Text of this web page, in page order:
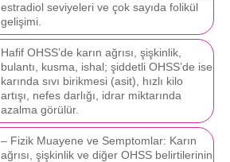
estradiol seviyeleri ve çok sayıda folikül
gelişimi.
Hafif OHSS’de karın ağrısı, şişkinlik,
bulantı, kusma, ishal; şiddetli OHSS’de ise
karında sıvı birikmesi (asit), hızlı kilo
artışı, nefes darlığı, idrar miktarında
azalma görülür.
– Fizik Muayene ve Semptomlar: Karın
ağrısı, şişkinlik ve diğer OHSS belirtilerinin